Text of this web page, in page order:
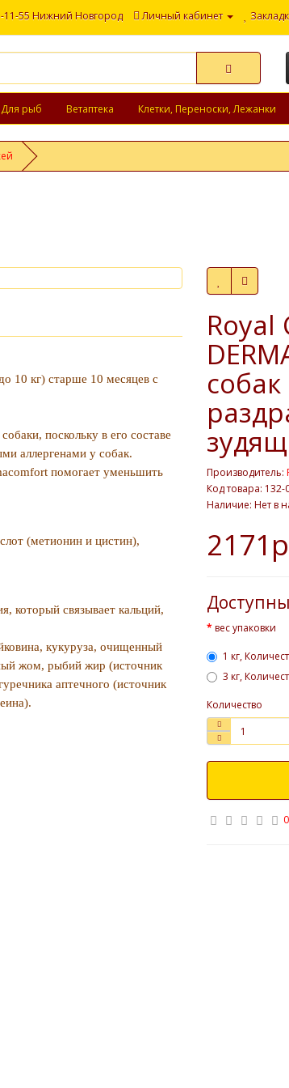
11-55 Нижний Новгород Личный кабинет
Для рыб Ветаптека Клетки, Переноски, Лежанки
10 кг) старше 10 месяцев с
поскольку в его составе
аллергенами у собак.
помогает уменьшить
(метионин и цистин),
который связывает кальций,
кукуруза, очищенный
жом, рыбий жир (источник
аптечного (источник
Royal
собак
Производитель:
Код товара: 132-
Наличие: Нет в
вес упаковки
1 кг,
3 кг,
Количество